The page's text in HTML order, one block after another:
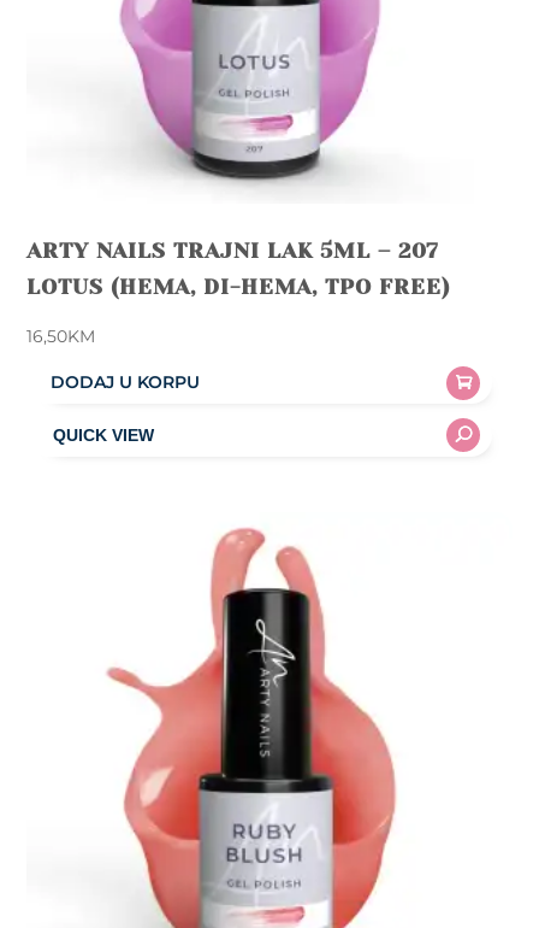
ARTY NAILS TRAJNI LAK 5ML – 207
LOTUS (HEMA, DI-HEMA, TPO FREE)
16,50KM
DODAJ U KORPU